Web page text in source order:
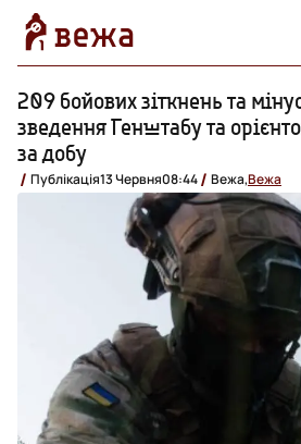
209 бойових зіткнень та
зведення Генштабу та
за добу
Публікація13 Червня08:44 Вежа,Вежа